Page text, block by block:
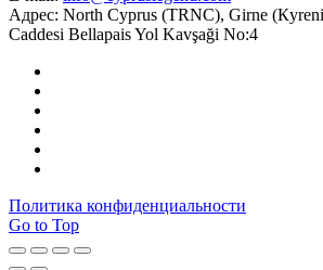
Адрес: North Cyprus (ТRNC), Girne
Caddesi Bellapais Yol Kavşaği No:4
Политика конфиденциальности
Go to Top